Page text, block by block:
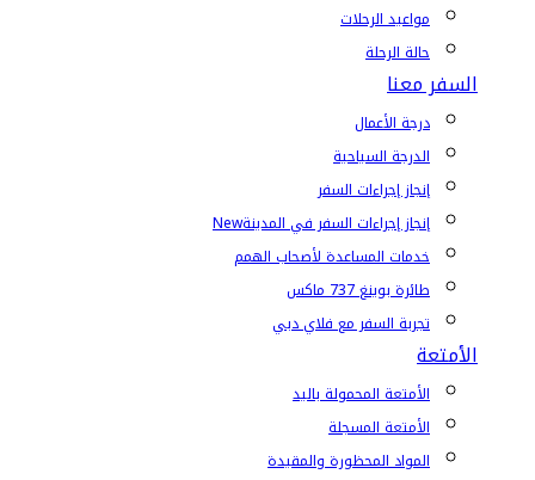
مواعيد الرحلات
حالة الرحلة
السفر معنا
درجة الأعمال
الدرجة السياحية
إنجاز إجراءات السفر
إنجاز إجراءات السفر في المدينةNew
خدمات المساعدة لأصحاب الهمم
طائرة بوينغ 737 ماكس
تجربة السفر مع فلاي دبي
الأمتعة
الأمتعة المحمولة باليد
الأمتعة المسجلة
المواد المحظورة والمقيدة